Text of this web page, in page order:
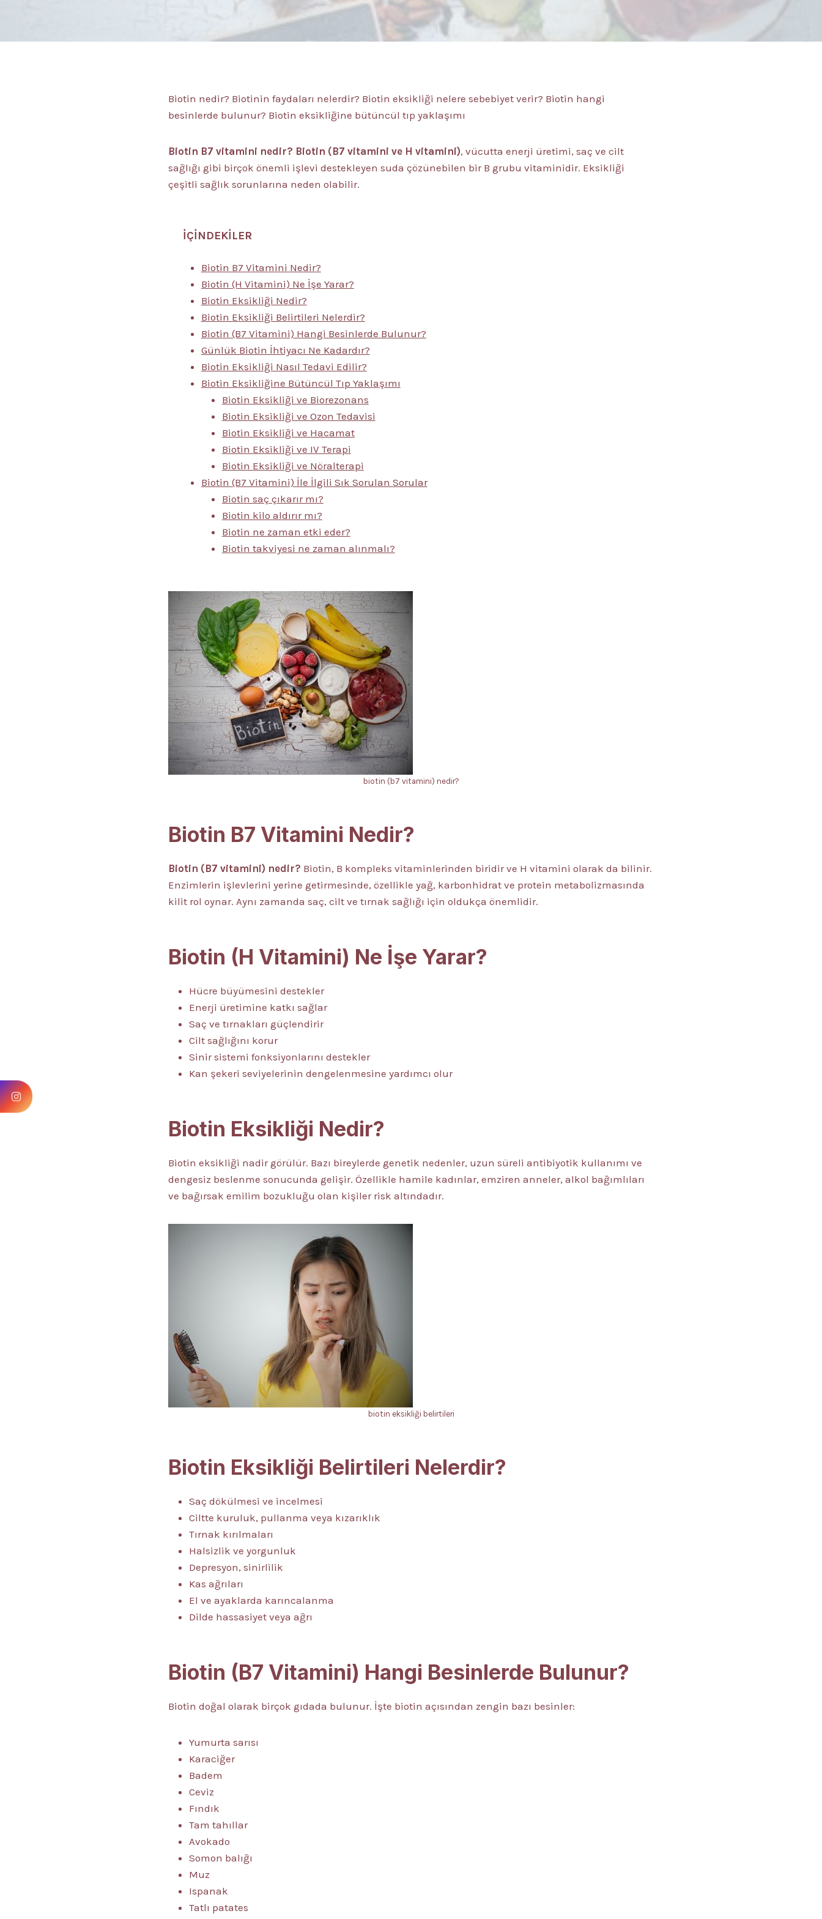
Biotin nedir? Biotinin faydaları nelerdir? Biotin eksikliği nelere sebebiyet verir? Biotin hangi
besinlerde bulunur? Biotin eksikliğine bütüncül tıp yaklaşımı
Biotin B7 vitamini nedir? Biotin (B7 vitamini ve H vitamini), vücutta enerji üretimi, saç ve cilt
sağlığı gibi birçok önemli işlevi destekleyen suda çözünebilen bir B grubu vitaminidir. Eksikliği
çeşitli sağlık sorunlarına neden olabilir.
İÇİNDEKİLER
Biotin B7 Vitamini Nedir?
Biotin (H Vitamini) Ne İşe Yarar?
Biotin Eksikliği Nedir?
Biotin Eksikliği Belirtileri Nelerdir?
Biotin (B7 Vitamini) Hangi Besinlerde Bulunur?
Günlük Biotin İhtiyacı Ne Kadardır?
Biotin Eksikliği Nasıl Tedavi Edilir?
Biotin Eksikliğine Bütüncül Tıp Yaklaşımı
Biotin Eksikliği ve Biorezonans
Biotin Eksikliği ve Ozon Tedavisi
Biotin Eksikliği ve Hacamat
Biotin Eksikliği ve IV Terapi
Biotin Eksikliği ve Nöralterapi
Biotin (B7 Vitamini) İle İlgili Sık Sorulan Sorular
Biotin saç çıkarır mı?
Biotin kilo aldırır mı?
Biotin ne zaman etki eder?
Biotin takviyesi ne zaman alınmalı?
biotin (b7 vitamini) nedir?
Biotin B7 Vitamini Nedir?
Biotin (B7 vitamini) nedir? Biotin, B kompleks vitaminlerinden biridir ve H vitamini olarak da bilinir.
Enzimlerin işlevlerini yerine getirmesinde, özellikle yağ, karbonhidrat ve protein metabolizmasında
kilit rol oynar. Aynı zamanda saç, cilt ve tırnak sağlığı için oldukça önemlidir.
Biotin (H Vitamini) Ne İşe Yarar?
Hücre büyümesini destekler
Enerji üretimine katkı sağlar
Saç ve tırnakları güçlendirir
Cilt sağlığını korur
Sinir sistemi fonksiyonlarını destekler
Kan şekeri seviyelerinin dengelenmesine yardımcı olur
Biotin Eksikliği Nedir?
Biotin eksikliği nadir görülür. Bazı bireylerde genetik nedenler, uzun süreli antibiyotik kullanımı ve
dengesiz beslenme sonucunda gelişir. Özellikle hamile kadınlar, emziren anneler, alkol bağımlıları
ve bağırsak emilim bozukluğu olan kişiler risk altındadır.
biotin eksikliği belirtileri
Biotin Eksikliği Belirtileri Nelerdir?
Saç dökülmesi ve incelmesi
Ciltte kuruluk, pullanma veya kızarıklık
Tırnak kırılmaları
Halsizlik ve yorgunluk
Depresyon, sinirlilik
Kas ağrıları
El ve ayaklarda karıncalanma
Dilde hassasiyet veya ağrı
Biotin (B7 Vitamini) Hangi Besinlerde Bulunur?
Biotin doğal olarak birçok gıdada bulunur. İşte biotin açısından zengin bazı besinler:
Yumurta sarısı
Karaciğer
Badem
Ceviz
Fındık
Tam tahıllar
Avokado
Somon balığı
Muz
Ispanak
Tatlı patates